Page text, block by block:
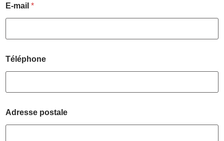
E-mail *
Téléphone
Adresse postale